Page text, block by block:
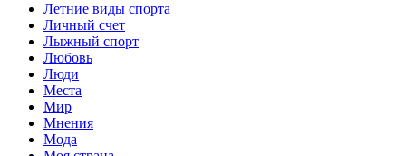
Летние виды спорта
Личный счет
Лыжный спорт
Любовь
Люди
Места
Мир
Мнения
Мода